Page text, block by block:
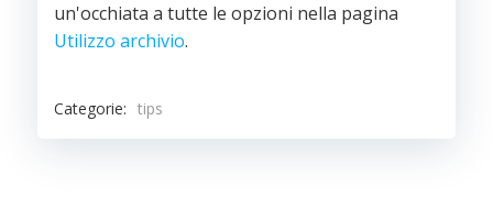
un'occhiata a tutte le opzioni nella pagina
Utilizzo archivio.
Categorie: tips